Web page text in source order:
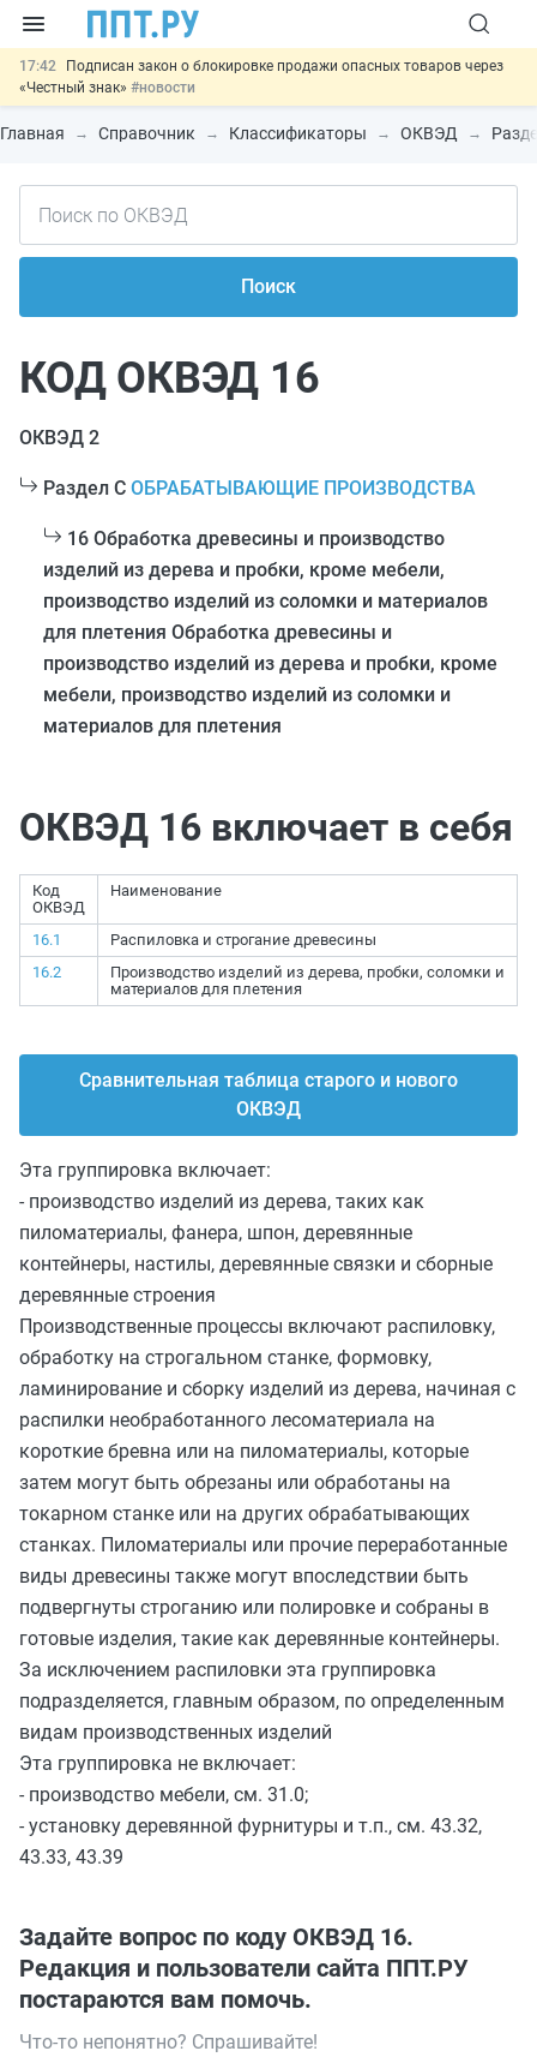
17:42
Подписан закон о блокировке продажи опасных товаров через
«Честный знак» #новости
17:17 Дистанционную работу беременных пропишут в ТК РФ#новости
счетами#новости
11:31
отношений#новости
Главная Справочник Классификаторы ОКВЭД
Поиск
КОД ОКВЭД 16
ОКВЭД 2
Раздел C ОБРАБАТЫВАЮЩИЕ ПРОИЗВОДСТВА
16 Обработка древесины и производство
изделий из дерева и пробки, кроме мебели,
производство изделий из соломки и материалов
для плетения Обработка древесины и
производство изделий из дерева и пробки, кроме
мебели, производство изделий из соломки и
материалов для плетения
ОКВЭД 16 включает в себя
Код
ОКВЭД
Наименование
16.1
Распиловка и строгание древесины
16.2
Производство изделий из дерева, пробки, соломки и
материалов для плетения
Сравнительная таблица старого и нового
ОКВЭД
Эта группировка включает:
- производство изделий из дерева, таких как
пиломатериалы, фанера, шпон, деревянные
контейнеры, настилы, деревянные связки и сборные
деревянные строения
Производственные процессы включают распиловку,
обработку на строгальном станке, формовку,
ламинирование и сборку изделий из дерева, начиная с
распилки необработанного лесоматериала на
короткие бревна или на пиломатериалы, которые
затем могут быть обрезаны или обработаны на
токарном станке или на других обрабатывающих
станках. Пиломатериалы или прочие переработанные
виды древесины также могут впоследствии быть
подвергнуты строганию или полировке и собраны в
готовые изделия, такие как деревянные контейнеры.
За исключением распиловки эта группировка
подразделяется, главным образом, по определенным
видам производственных изделий
Эта группировка не включает:
- производство мебели, см. 31.0;
- установку деревянной фурнитуры и т.п., см. 43.32,
43.33, 43.39
Задайте вопрос по коду ОКВЭД 16.
Редакция и пользователи сайта ППТ.РУ
постараются вам помочь.
Что-то непонятно? Спрашивайте!